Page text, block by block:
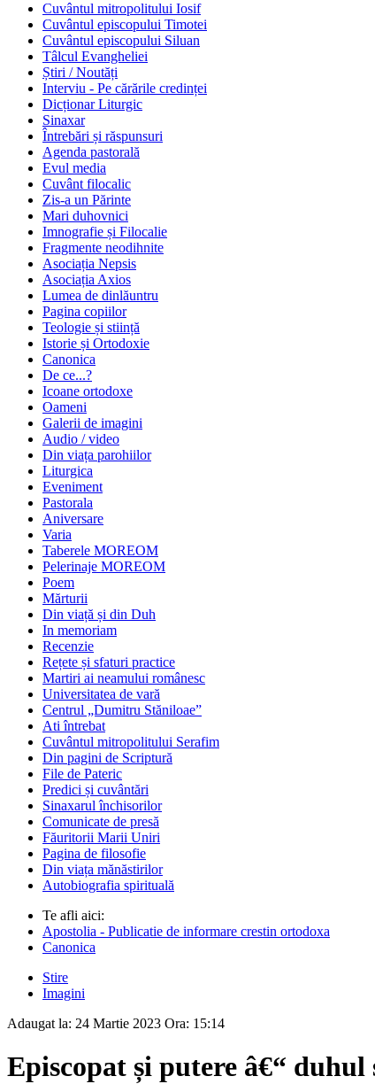
Cuvântul mitropolitului Iosif
Cuvântul episcopului Timotei
Cuvântul episcopului Siluan
Tâlcul Evangheliei
Știri / Noutăți
Interviu - Pe cărările credinței
Dicționar Liturgic
Sinaxar
Întrebări și răspunsuri
Agenda pastorală
Evul media
Cuvânt filocalic
Zis-a un Părinte
Mari duhovnici
Imnografie și Filocalie
Fragmente neodihnite
Asociația Nepsis
Asociația Axios
Lumea de dinlăuntru
Pagina copiilor
Teologie și stiință
Istorie și Ortodoxie
Canonica
De ce...?
Icoane ortodoxe
Oameni
Galerii de imagini
Audio / video
Din viața parohiilor
Liturgica
Eveniment
Pastorala
Aniversare
Varia
Taberele MOREOM
Pelerinaje MOREOM
Poem
Mărturii
Din viață și din Duh
In memoriam
Recenzie
Rețete și sfaturi practice
Martiri ai neamului românesc
Universitatea de vară
Centrul „Dumitru Stăniloae”
Ati întrebat
Cuvântul mitropolitului Serafim
Din pagini de Scriptură
File de Pateric
Predici și cuvântări
Sinaxarul închisorilor
Comunicate de presă
Făuritorii Marii Uniri
Pagina de filosofie
Din viața mănăstirilor
Autobiografia spirituală
Te afli aici:
Apostolia - Publicatie de informare crestin ortodoxa
Canonica
Stire
Imagini
Adaugat la: 24 Martie 2023 Ora: 15:14
Episcopat și putere â€“